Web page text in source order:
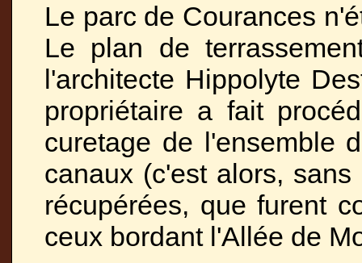
Le parc de Courances
Le plan de
l'architecte Hippolyte
propriétaire a fait
curetage de l'ensemble
canaux (c'est alors,
récupérées, que furent
ceux bordant l'Allée de